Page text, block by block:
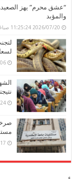
“عشق محرم” يهز الصعيد..
والمؤبد
2026/07/20 11:25:24 صباحًا